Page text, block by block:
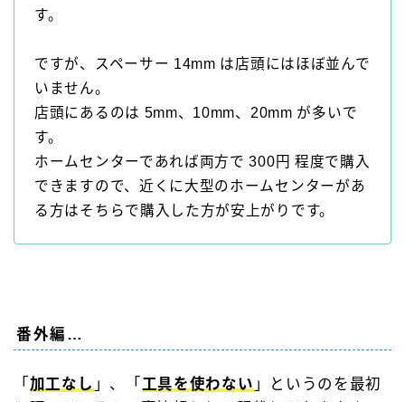
す。
ですが、スペーサー 14mm は店頭にはほぼ並んで
いません。
店頭にあるのは 5mm、10mm、20mm が多いで
す。
ホームセンターであれば両方で 300円 程度で購入
できますので、近くに大型のホームセンターがあ
る方はそちらで購入した方が安上がりです。
番外編…
「 加工なし 」、「 工具を使わない 」というのを最初